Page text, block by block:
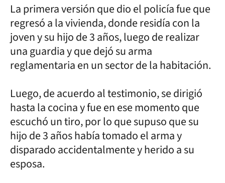
La primera versión que dio el policía fue que
regresó a la vivienda, donde residía con la
joven y su hijo de 3 años, luego de realizar
una guardia y que dejó su arma
reglamentaria en un sector de la habitación.
Luego, de acuerdo al testimonio, se dirigió
hasta la cocina y fue en ese momento que
escuchó un tiro, por lo que supuso que su
hijo de 3 años había tomado el arma y
disparado accidentalmente y herido a su
esposa.